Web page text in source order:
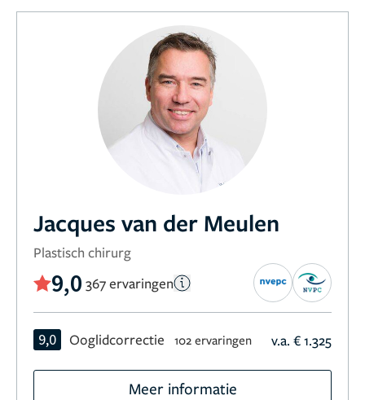
Jacques van der Meulen
Plastisch chirurg
9,0 367 ervaringen
9,0 Ooglidcorrectie 102 ervaringen v.a. € 1.325
Meer informatie